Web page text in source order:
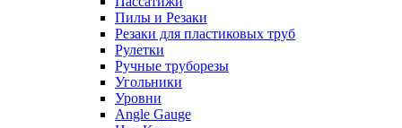
Пилы и Резаки
Резаки для пластиковых труб
Рулетки
Ручные труборезы
Угольники
Уровни
Angle Gauge